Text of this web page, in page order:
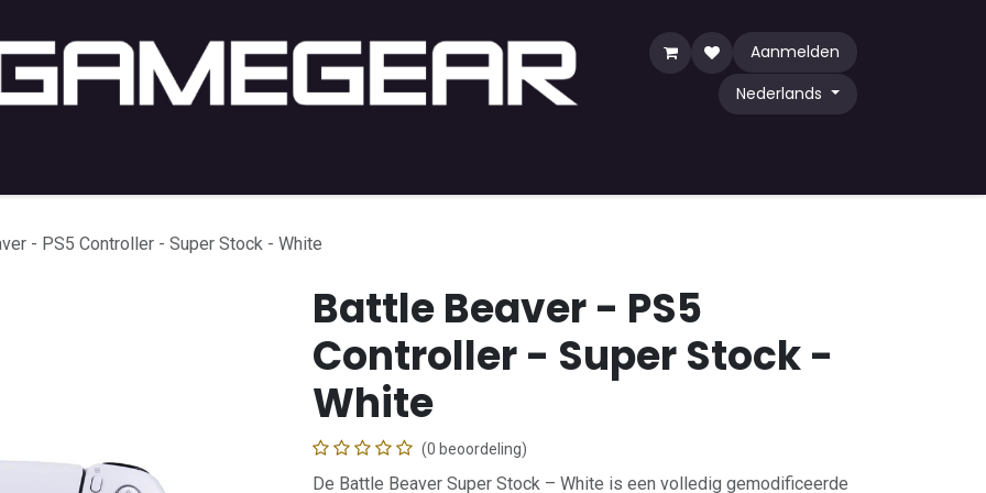
Aanmelden
Nederlands
- PS5 Controller - Super Stock - White
Battle Beaver - PS5
Controller - Super Stock -
White
(0 beoordeling)
De Battle Beaver Super Stock – White is een volledig gemodificeerde